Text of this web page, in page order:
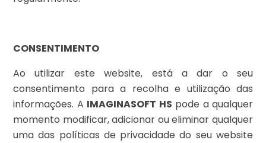
CONSENTIMENTO
Ao utilizar este website, está a dar o seu
consentimento para a recolha e utilização das
informações. A IMAGINASOFT HS pode a qualquer
momento modificar, adicionar ou eliminar qualquer
uma das políticas de privacidade do seu website